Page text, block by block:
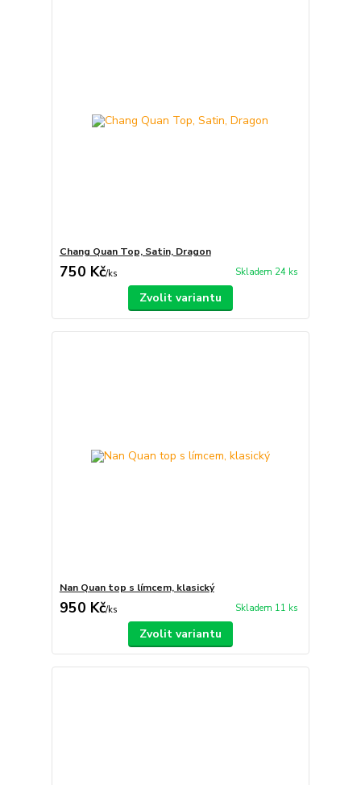
Chang Quan Top, Satin, Dragon
750 Kč/ks Skladem 24 ks
Zvolit variantu
Nan Quan top s límcem, klasický
950 Kč/ks Skladem 11 ks
Zvolit variantu